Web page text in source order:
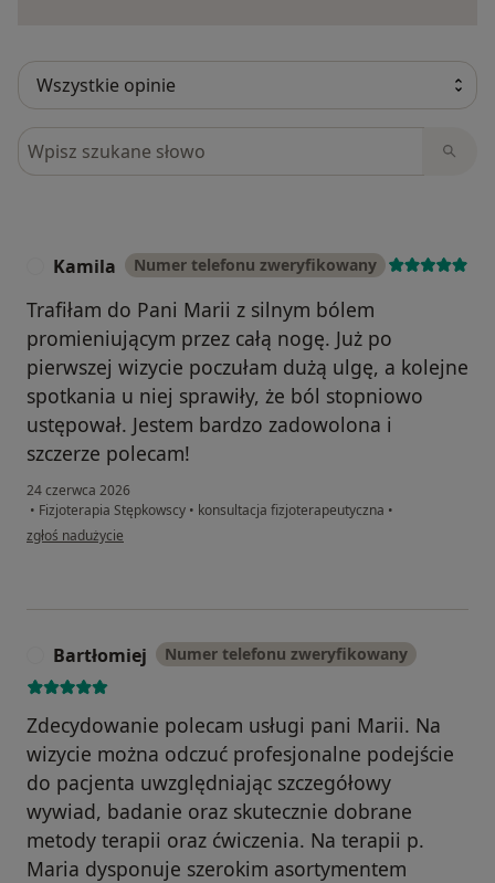
Szukaj w opiniach
Kamila Numer telefonu zweryfikowany
Trafiłam do Pani Marii z silnym bólem
promieniującym przez całą nogę. Już po
pierwszej wizycie poczułam dużą ulgę, a kolejne
spotkania u niej sprawiły, że ból stopniowo
ustępował. Jestem bardzo zadowolona i
szczerze polecam!
24 czerwca 2026
• Fizjoterapia Stępkowscy • konsultacja fizjoterapeutyczna •
w opinii użytkownika Kamila
zgłoś nadużycie
Bartłomiej Numer telefonu zweryfikowany
Zdecydowanie polecam usługi pani Marii. Na
wizycie można odczuć profesjonalne podejście
do pacjenta uwzględniając szczegółowy
wywiad, badanie oraz skutecznie dobrane
metody terapii oraz ćwiczenia. Na terapii p.
Maria dysponuje szerokim asortymentem